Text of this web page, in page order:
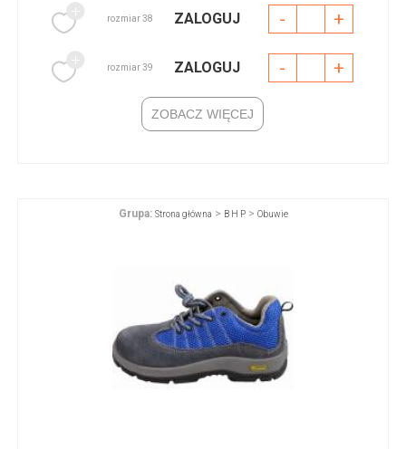
rozmiar 38 ZALOGUJ - +
rozmiar 39 ZALOGUJ - +
ZOBACZ WIĘCEJ
Grupa: Strona główna > B H P> Obuwie